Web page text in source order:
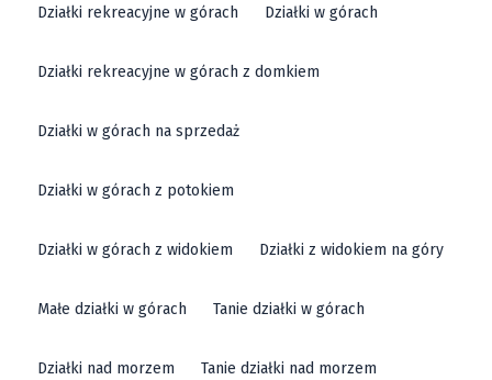
Działki rekreacyjne w górach Działki w górach
Działki rekreacyjne w górach z domkiem
Działki w górach na sprzedaż
Działki w górach z potokiem
Działki w górach z widokiem Działki z widokiem na góry
Małe działki w górach Tanie działki w górach
Działki nad morzem Tanie działki nad morzem